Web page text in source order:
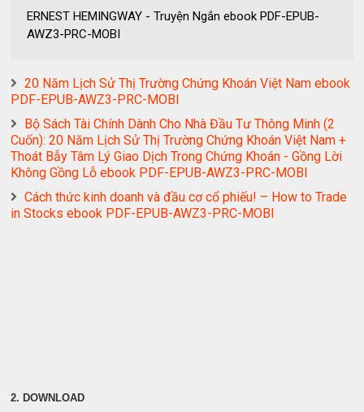
ERNEST HEMINGWAY - Truyện Ngắn ebook PDF-EPUB-
AWZ3-PRC-MOBI
20 Năm Lịch Sử Thị Trường Chứng Khoán Việt Nam ebook
PDF-EPUB-AWZ3-PRC-MOBI
Bộ Sách Tài Chính Dành Cho Nhà Đầu Tư Thông Minh (2
Cuốn): 20 Năm Lịch Sử Thị Trường Chứng Khoán Việt Nam +
Thoát Bẫy Tâm Lý Giao Dịch Trong Chứng Khoán - Gồng Lời
Không Gồng Lỗ ebook PDF-EPUB-AWZ3-PRC-MOBI
Cách thức kinh doanh và đầu cơ cổ phiếu! – How to Trade
in Stocks ebook PDF-EPUB-AWZ3-PRC-MOBI
2. DOWNLOAD